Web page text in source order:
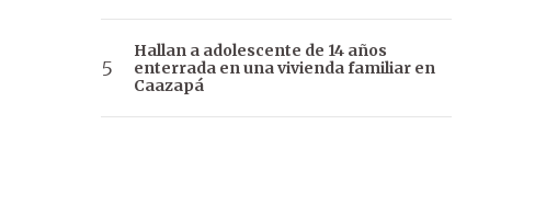
Hallan a adolescente de 14 años
enterrada en una vivienda familiar en
Caazapá